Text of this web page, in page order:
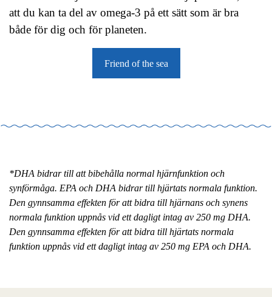
att du kan ta del av omega-3 på ett sätt som är bra
både för dig och för planeten.
Friend of the sea
*DHA bidrar till att bibehålla normal hjärnfunktion och
synförmåga. EPA och DHA bidrar till hjärtats normala funktion.
Den gynnsamma effekten för att bidra till hjärnans och synens
normala funktion uppnås vid ett dagligt intag av 250 mg DHA.
Den gynnsamma effekten för att bidra till hjärtats normala
funktion uppnås vid ett dagligt intag av 250 mg EPA och DHA.